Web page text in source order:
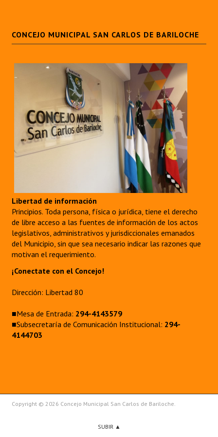
CONCEJO MUNICIPAL SAN CARLOS DE BARILOCHE
Libertad de información
Principios. Toda persona, física o jurídica, tiene el derecho
de libre acceso a las fuentes de información de los actos
legislativos, administrativos y jurisdiccionales emanados
del Municipio, sin que sea necesario indicar las razones que
motivan el requerimiento.
¡Conectate con el Concejo!
Dirección: Libertad 80
■Mesa de Entrada: 294-4143579
■Subsecretaría de Comunicación Institucional: 294-
4144703
Copyright © 2026 Concejo Municipal San Carlos de Bariloche.
SUBIR ▲